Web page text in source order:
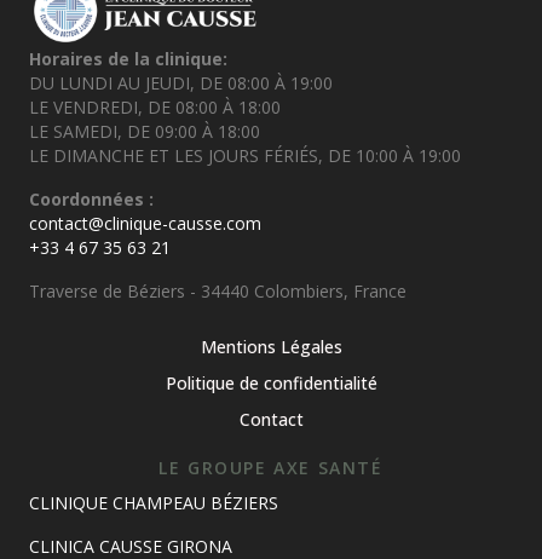
Horaires de la clinique:
DU LUNDI AU JEUDI, DE 08:00 À 19:00
LE VENDREDI, DE 08:00 À 18:00
LE SAMEDI, DE 09:00 À 18:00
LE DIMANCHE ET LES JOURS FÉRIÉS, DE 10:00 À 19:00
Coordonnées :
contact@clinique-causse.com
+33 4 67 35 63 21
Traverse de Béziers - 34440 Colombiers, France
Mentions Légales
Politique de confidentialité
Contact
LE GROUPE AXE SANTÉ
CLINIQUE CHAMPEAU BÉZIERS
CLINICA CAUSSE GIRONA